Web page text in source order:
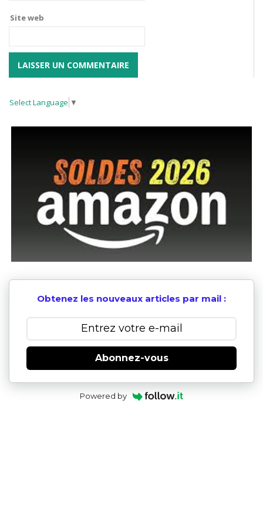
Site web
Select Language ▼
Obtenez les nouveaux articles par mail :
Abonnez-vous
Powered by